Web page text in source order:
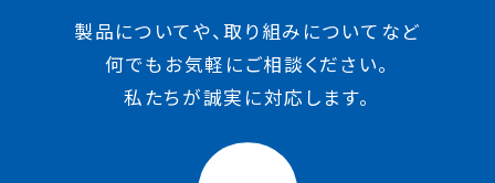
製品についてや、取り組みについてなど
何でもお気軽にご相談ください。
私たちが誠実に対応します。